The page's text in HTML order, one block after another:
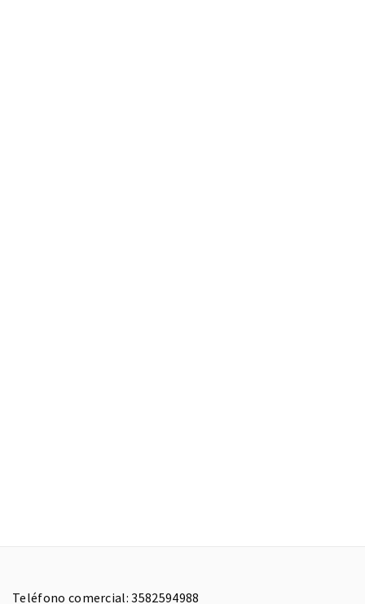
Teléfono comercial: 3582594988